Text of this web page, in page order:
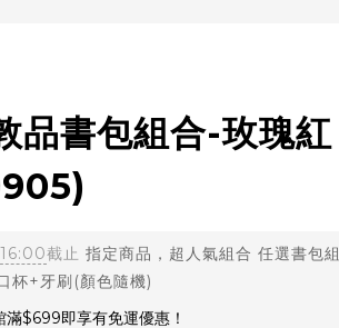
品書包組合-玫瑰紅
截止 指定商品，超人氣組合 任選書包組
杯+牙刷(顏色隨機)
滿$699即享有免運優惠！